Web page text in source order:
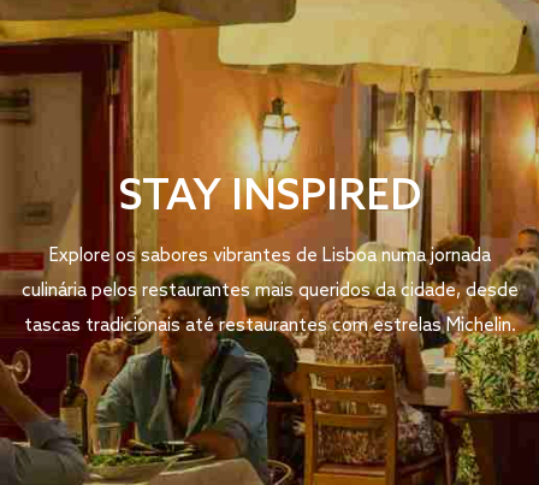
STAY INSPIRED
Explore os sabores vibrantes de Lisboa numa jornada
culinária pelos restaurantes mais queridos da cidade, desde
tascas tradicionais até restaurantes com estrelas Michelin.